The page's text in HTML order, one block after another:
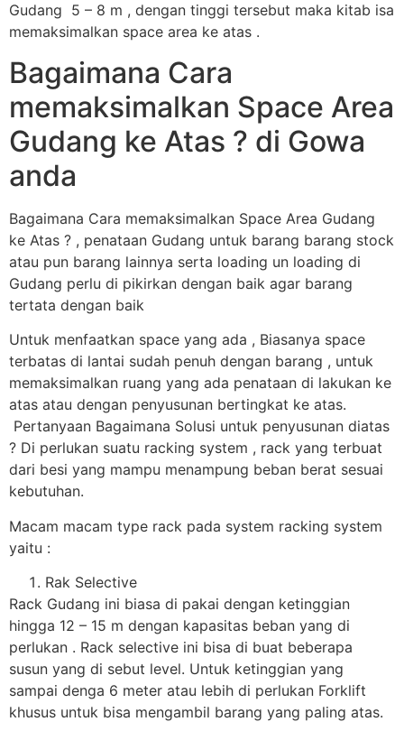
Gudang 5 – 8 m , dengan tinggi tersebut maka kitab isa
memaksimalkan space area ke atas .
Bagaimana Cara
memaksimalkan Space Area
Gudang ke Atas ? di Gowa
anda
Bagaimana Cara memaksimalkan Space Area Gudang
ke Atas ? , penataan Gudang untuk barang barang stock
atau pun barang lainnya serta loading un loading di
Gudang perlu di pikirkan dengan baik agar barang
tertata dengan baik
Untuk menfaatkan space yang ada , Biasanya space
terbatas di lantai sudah penuh dengan barang , untuk
memaksimalkan ruang yang ada penataan di lakukan ke
atas atau dengan penyusunan bertingkat ke atas.
Pertanyaan Bagaimana Solusi untuk penyusunan diatas
? Di perlukan suatu racking system , rack yang terbuat
dari besi yang mampu menampung beban berat sesuai
kebutuhan.
Macam macam type rack pada system racking system
yaitu :
Rak Selective
Rack Gudang ini biasa di pakai dengan ketinggian
hingga 12 – 15 m dengan kapasitas beban yang di
perlukan . Rack selective ini bisa di buat beberapa
susun yang di sebut level. Untuk ketinggian yang
sampai denga 6 meter atau lebih di perlukan Forklift
khusus untuk bisa mengambil barang yang paling atas.